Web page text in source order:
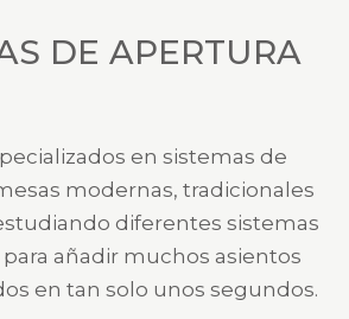
DE APERTURA
en sistemas de
modernas, tradicionales
diferentes sistemas
añadir muchos asientos
en tan solo unos segundos.